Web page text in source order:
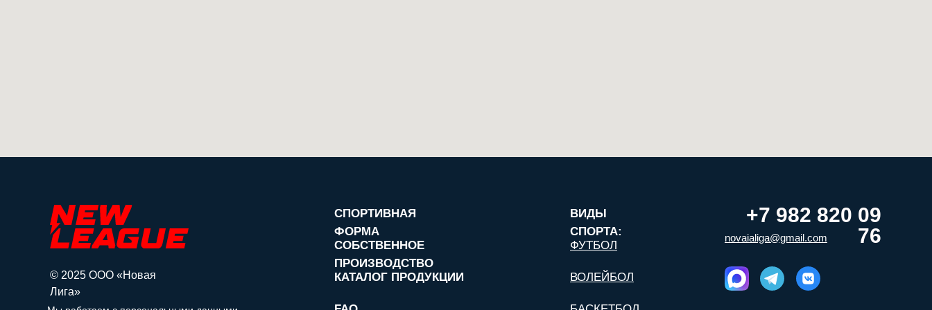
© 2025 ООО «Новая
Лига»
СПОРТИВНАЯ
ФОРМА
СОБСТВЕННОЕ
ПРОИЗВОДСТВО
КАТАЛОГ ПРОДУКЦИИ
ВИДЫ
СПОРТА:
ФУТБОЛ
ВОЛЕЙБОЛ
+7 982 820 09
76
novaialiga@gmail.com